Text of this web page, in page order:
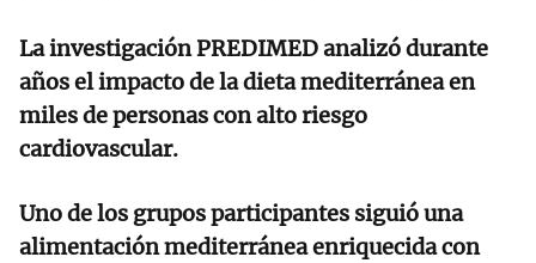
La investigación PREDIMED analizó durante
años el impacto de la dieta mediterránea en
miles de personas con alto riesgo
cardiovascular.
Uno de los grupos participantes siguió una
alimentación mediterránea enriquecida con